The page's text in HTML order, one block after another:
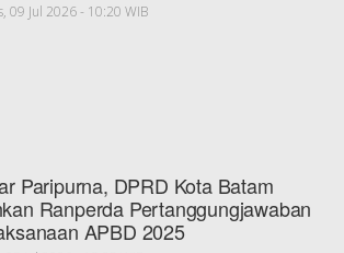
09 Jul 2026 - 10:20 WIB
Paripurna, DPRD Kota Batam
Ranperda Pertanggungjawaban
APBD 2025